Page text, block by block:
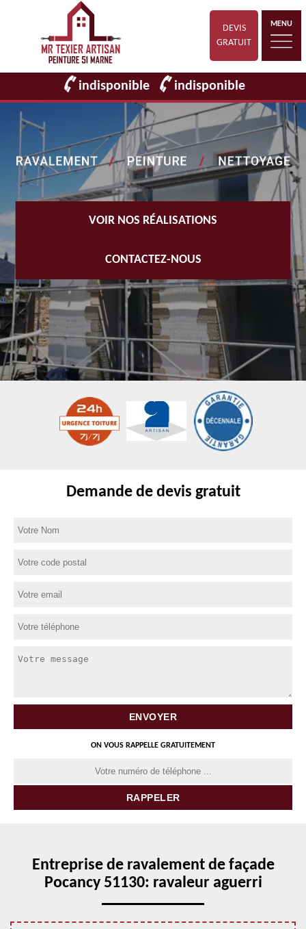
DEVIS
GRATUIT
MENU
indisponible indisponible
VOIR NOS RÉALISATIONS
CONTACTEZ-NOUS
Demande de devis gratuit
ON VOUS RAPPELLE GRATUITEMENT
Entreprise de ravalement de façade
Pocancy 51130: ravaleur aguerri